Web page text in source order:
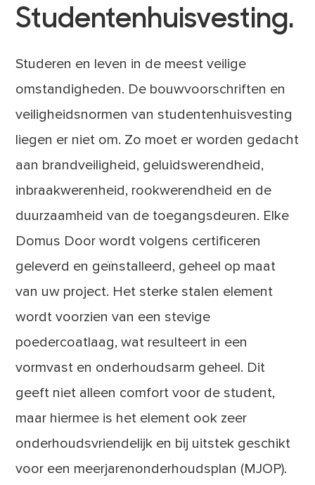
Studentenhuisvesting.
Studeren en leven in de meest veilige
omstandigheden. De bouwvoorschriften en
veiligheidsnormen van studentenhuisvesting
liegen er niet om. Zo moet er worden gedacht
aan brandveiligheid, geluidswerendheid,
inbraakwerenheid, rookwerendheid en de
duurzaamheid van de toegangsdeuren. Elke
Domus Door wordt volgens certificeren
geleverd en geïnstalleerd, geheel op maat
van uw project. Het sterke stalen element
wordt voorzien van een stevige
poedercoatlaag, wat resulteert in een
vormvast en onderhoudsarm geheel. Dit
geeft niet alleen comfort voor de student,
maar hiermee is het element ook zeer
onderhoudsvriendelijk en bij uitstek geschikt
voor een meerjarenonderhoudsplan (MJOP).